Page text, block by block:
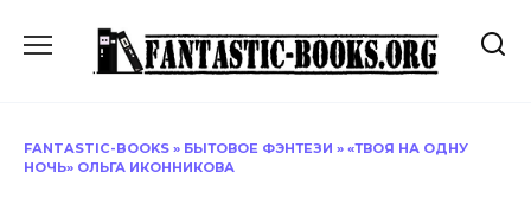
содержанию
FANTASTIC-BOOKS » БЫТОВОЕ ФЭНТЕЗИ » «ТВОЯ НА ОДНУ
НОЧЬ» ОЛЬГА ИКОННИКОВА